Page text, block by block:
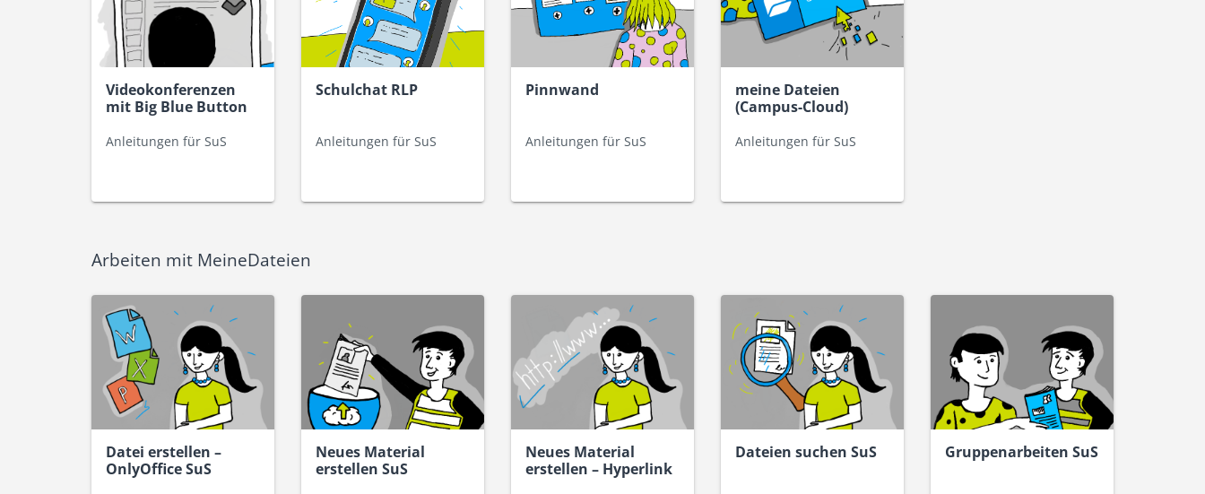
Videokonferenzen
mit Big Blue Button
Anleitungen für SuS
Schulchat RLP
Anleitungen für SuS
Pinnwand
Anleitungen für SuS
meine Dateien
(Campus-Cloud)
Anleitungen für SuS
Arbeiten mit MeineDateien
Datei erstellen –
OnlyOffice SuS
Neues Material
erstellen SuS
Neues Material
erstellen – Hyperlink
Dateien suchen SuS Gruppenarbeiten SuS